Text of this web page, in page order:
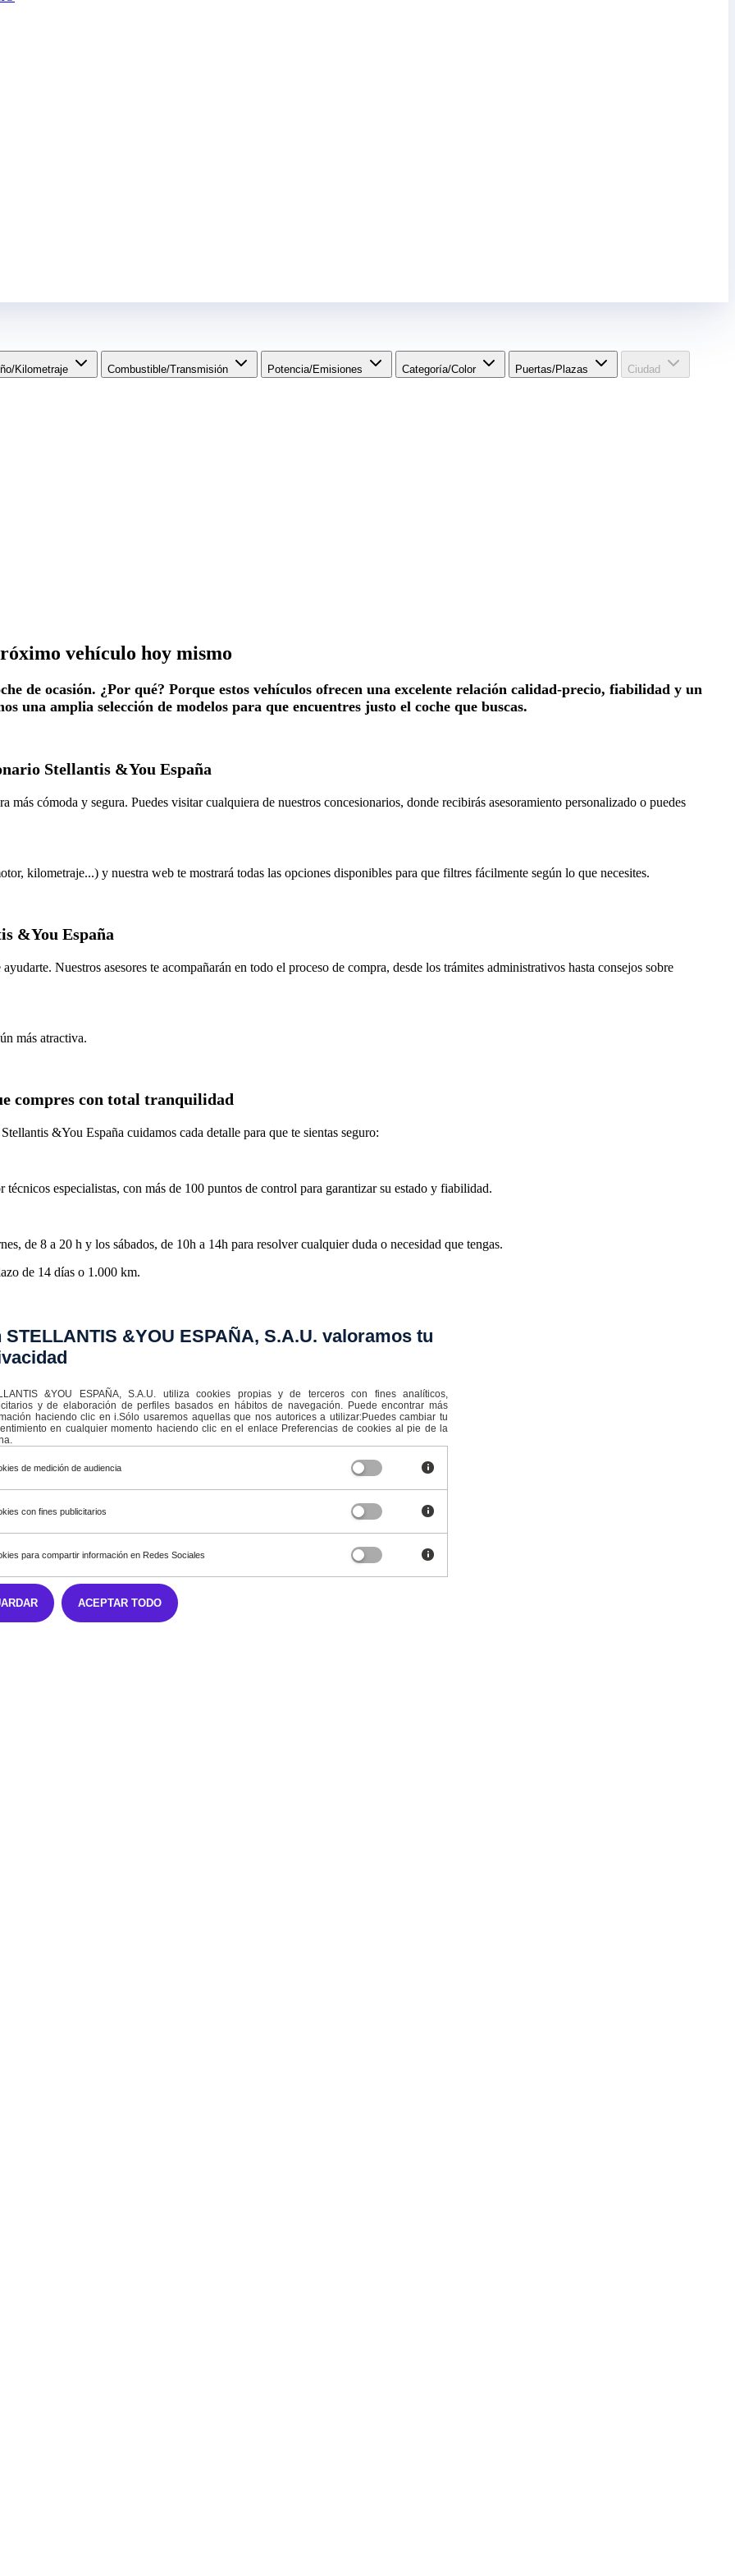
Kilometraje Combustible/Transmisión Potencia/Emisiones Categoría/Color Puertas/Plazas Ciudad
vehículo hoy mismo
de ocasión. ¿Por qué? Porque estos vehículos ofrecen una excelente relación calidad-precio, fiabilidad y un
una amplia selección de modelos para que encuentres justo el coche que buscas.
Stellantis &You España
cómoda y segura. Puedes visitar cualquiera de nuestros concesionarios, donde recibirás asesoramiento personalizado o puedes
kilometraje...) y nuestra web te mostrará todas las opciones disponibles para que filtres fácilmente según lo que necesites.
&You España
Nuestros asesores te acompañarán en todo el proceso de compra, desde los trámites administrativos hasta consejos sobre
más atractiva.
compres con total tranquilidad
&You España cuidamos cada detalle para que te sientas seguro:
especialistas, con más de 100 puntos de control para garantizar su estado y fiabilidad.
de 8 a 20 h y los sábados, de 10h a 14h para resolver cualquier duda o necesidad que tengas.
de 14 días o 1.000 km.
te lo ponemos fácil.
STELLANTIS &YOU ESPAÑA, S.A.U. valoramos tu
&YOU ESPAÑA, S.A.U. utiliza cookies propias y de terceros con fines analíticos,
y de elaboración de perfiles basados en hábitos de navegación. Puede encontrar más
haciendo clic en i.Sólo usaremos aquellas que nos autorices a utilizar:Puedes cambiar tu
en cualquier momento haciendo clic en el enlace Preferencias de cookies al pie de la
de medición de audiencia
con fines publicitarios
para compartir información en Redes Sociales
ACEPTAR TODO